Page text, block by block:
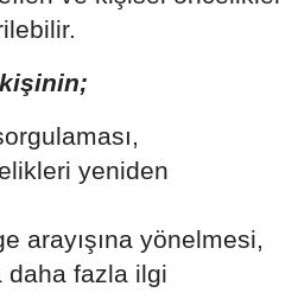
yeniden
arayışına yönelmesi,
daha fazla ilgi